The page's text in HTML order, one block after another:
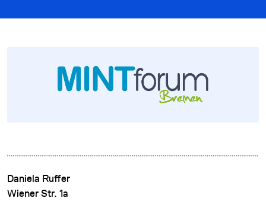
Karriere in der IT
Daniela Ruffer
Wiener Str. 1a